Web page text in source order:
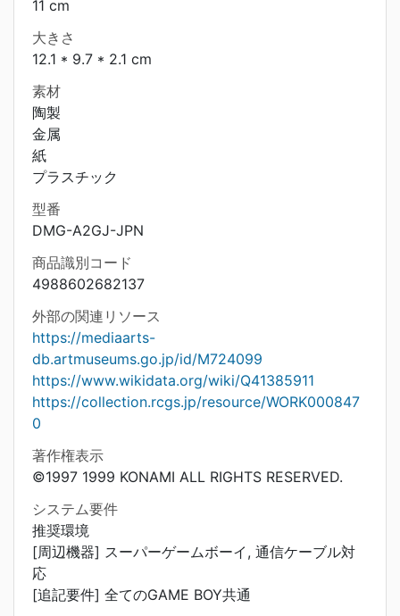
11 cm
大きさ
12.1 * 9.7 * 2.1 cm
素材
陶製
金属
紙
プラスチック
型番
DMG-A2GJ-JPN
商品識別コード
4988602682137
外部の関連リソース
https://mediaarts-
db.artmuseums.go.jp/id/M724099
https://www.wikidata.org/wiki/Q41385911
https://collection.rcgs.jp/resource/WORK000847
0
著作権表示
©1997 1999 KONAMI ALL RIGHTS RESERVED.
システム要件
推奨環境
[周辺機器] スーパーゲームボーイ, 通信ケーブル対
応
[追記要件] 全てのGAME BOY共通